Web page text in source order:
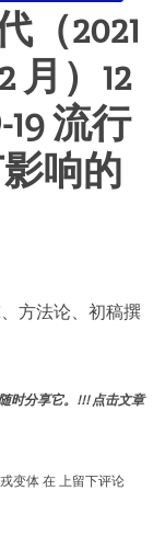
（2021
月）12
流行
响的
方法论、初稿撰
时分享它。!!! 点击文章
变体 在 对
上留下评论